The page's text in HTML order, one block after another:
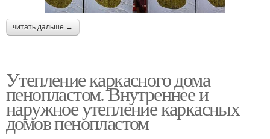
читать дальше →
Утепление каркасного дома
пенопластом. Внутреннее и
наружное утепление каркасных
домов пенопластом